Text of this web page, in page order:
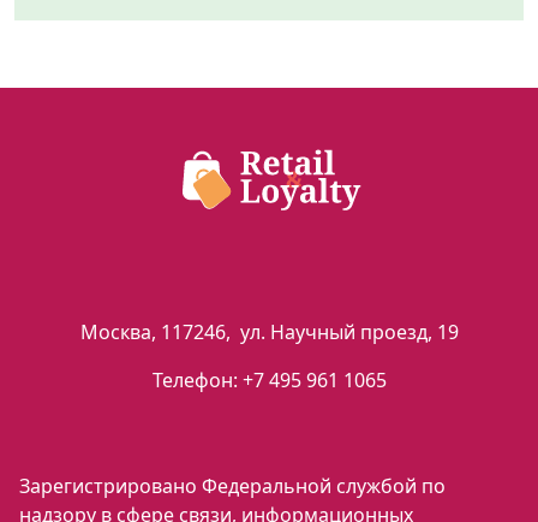
Москва, 117246, ул. Научный проезд, 19
Телефон: +7 495 961 1065
Зарегистрировано Федеральной службой по
надзору в сфере связи, информационных